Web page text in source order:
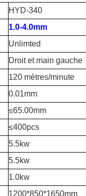
HYD-340
1.0-4.0mm
Unlimted
Droit et main gauche
120 mètres/minute
0.01mm
≤65.00mm
≤400pcs
5.5kw
5.5kw
1.0kw
1200*850*1650mm